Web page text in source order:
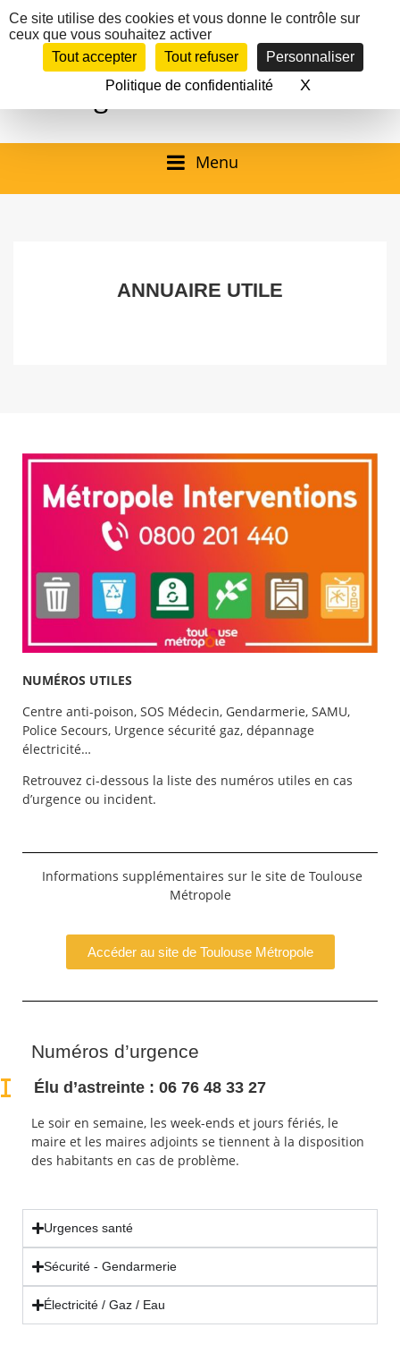
Ville de
Launaguet
Site officiel de la
Launaguet (31140)
qui présente la ville,
programmation
Inscription à la newsletter
Email:
Rechercher
Menu
ANNUAIRE UTILE
NUMÉROS UTILES
Centre anti-poison, SOS Médecin, Gendarmerie, SAMU,
Police Secours, Urgence sécurité gaz, dépannage
électricité…
Retrouvez ci-dessous la liste des numéros utiles en cas
d’urgence ou incident.
Informations supplémentaires sur le site de Toulouse
Métropole
Accéder au site de Toulouse Métropole
Numéros d’urgence
Élu d’astreinte : 06 76 48 33 27
Le soir en semaine, les week-ends et jours fériés, le
maire et les maires adjoints se tiennent à la disposition
des habitants en cas de problème.
Urgences santé
Sécurité - Gendarmerie
Électricité / Gaz / Eau
Ce site utilise des cookies et vous donne le contrôle sur
ceux que vous souhaitez activer
Tout accepter
Tout refuser
Personnaliser
Politique de confidentialité
XMasquer le